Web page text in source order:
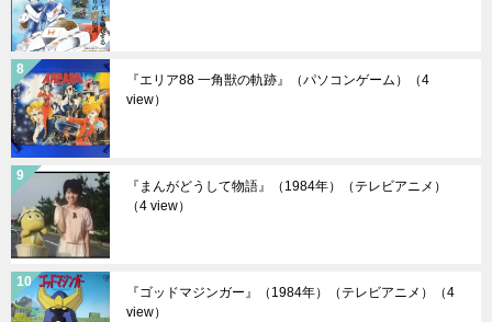
『エリア88 一角獣の軌跡』（パソコンゲーム）
（4
view）
『まんがどうして物語』（1984年）（テレビアニメ）
（4 view）
『ゴッドマジンガー』（1984年）（テレビアニメ）
（4
view）